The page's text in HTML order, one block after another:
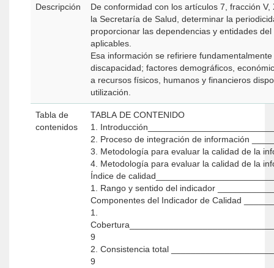
Descripción
De conformidad con los artículos 7, fracción
la Secretaría de Salud, determinar la
proporcionar las dependencias y entidades
aplicables.
Esa información se refiriere
discapacidad; factores demográficos,
a recursos físicos, humanos y financieros
utilización.
Tabla de
contenidos
TABLA DE CONTENIDO
1.
2. Proceso de integración de información
3. Metodología para evaluar la calidad de la
4. Metodología para evaluar la calidad de la
Índice de
1. Rango y sentido del indicador
Componentes del Indicador de Calidad
1.
9
2. Consistencia total
9